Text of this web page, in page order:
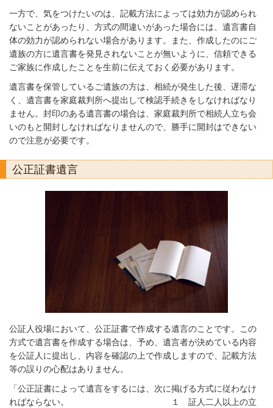
一方で、気をつけたいのは、記載方法によっては効力が認められ
ないことがあったり、方式の間違いがあった場合には、遺言書自
体の効力が認められない場合があります。また、作成したのにご
遺族の方に遺言書を発見されないことが無いように、信頼できる
ご家族に作成したことを生前に伝えておく必要があります。
遺言書を保管しているご遺族の方は、相続が発生した後、遅滞な
く、遺言書を家庭裁判所へ提出して検認手続きをしなければなり
ません。封印のある遺言書の場合は、家庭裁判所で相続人立ち会
いのもと開封しなければなりませんので、勝手に開封はできない
ので注意が必要です。
公正証書遺言
公証人役場において、公正証書で作成する遺言のことです。この
方式で遺言書を作成する場合は、予め、遺言者が決めている内容
を公証人に提出し、内容を確認の上で作成しますので、記載方法
等の誤りの心配はありません。
「公正証書によって遺言をするには、次に掲げる方式に従わなけ
ればならない。 １ 証人二人以上の立